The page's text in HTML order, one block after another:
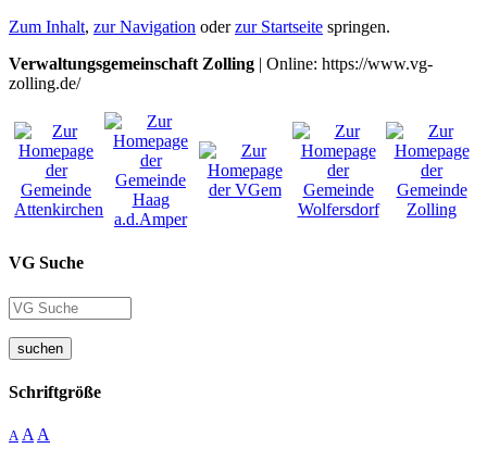
Zum Inhalt, zur Navigation oderzur Startseite springen.
Verwaltungsgemeinschaft Zolling | Online: https://www.vg-
zolling.de/
VG Suche
suchen
Schriftgröße
A A A